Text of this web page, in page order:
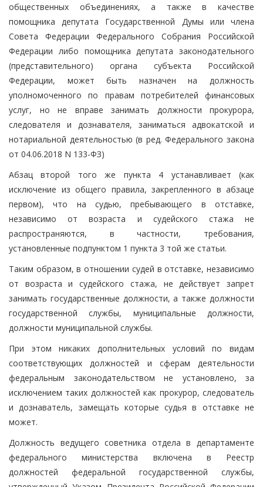
общественных объединениях, а также в качестве
помощника депутата Государственной Думы или члена
Совета Федерации Федерального Собрания Российской
Федерации либо помощника депутата законодательного
(представительного) органа субъекта Российской
Федерации, может быть назначен на должность
уполномоченного по правам потребителей финансовых
услуг, но не вправе занимать должности прокурора,
следователя и дознавателя, заниматься адвокатской и
нотариальной деятельностью (в ред. Федерального закона
от 04.06.2018 N 133-ФЗ)
Абзац второй того же пункта 4 устанавливает (как
исключение из общего правила, закрепленного в абзаце
первом), что на судью, пребывающего в отставке,
независимо от возраста и судейского стажа не
распространяются, в частности, требования,
установленные подпунктом 1 пункта 3 той же статьи.
Таким образом, в отношении судей в отставке, независимо
от возраста и судейского стажа, не действует запрет
занимать государственные должности, а также должности
государственной службы, муниципальные должности,
должности муниципальной службы.
При этом никаких дополнительных условий по видам
соответствующих должностей и сферам деятельности
федеральным законодательством не установлено, за
исключением таких должностей как прокурор, следователь
и дознаватель, замещать которые судья в отставке не
может.
Должность ведущего советника отдела в департаменте
федерального министерства включена в Реестр
должностей федеральной государственной службы,